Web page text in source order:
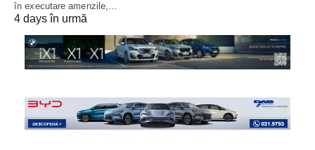
în executare amenzile,…
4 days în urmă